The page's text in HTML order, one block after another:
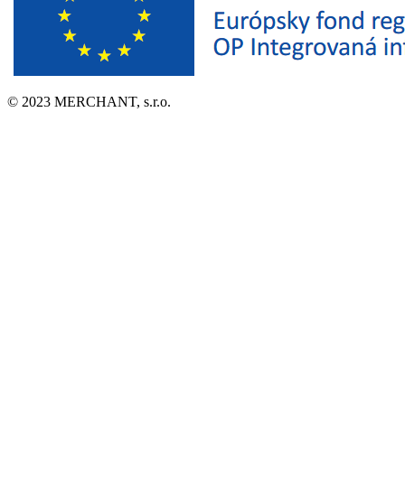
© 2023 MERCHANT, s.r.o.